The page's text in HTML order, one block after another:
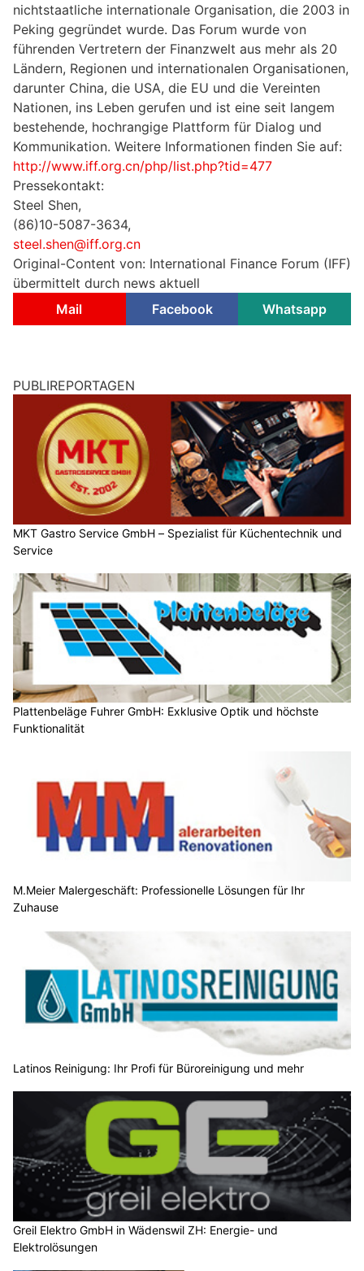
nichtstaatliche internationale Organisation, die 2003 in
Peking gegründet wurde. Das Forum wurde von
führenden Vertretern der Finanzwelt aus mehr als 20
Ländern, Regionen und internationalen Organisationen,
darunter China, die USA, die EU und die Vereinten
Nationen, ins Leben gerufen und ist eine seit langem
bestehende, hochrangige Plattform für Dialog und
Kommunikation. Weitere Informationen finden Sie auf:
http://www.iff.org.cn/php/list.php?tid=477
Pressekontakt:
Steel Shen,
(86)10-5087-3634,
steel.shen@iff.org.cn
Original-Content von: International Finance Forum (IFF)
übermittelt durch news aktuell
Mail
Facebook Whatsapp
PUBLIREPORTAGEN
MKT Gastro Service GmbH – Spezialist für Küchentechnik und
Service
Plattenbeläge Fuhrer GmbH: Exklusive Optik und höchste
Funktionalität
M.Meier Malergeschäft: Professionelle Lösungen für Ihr
Zuhause
Latinos Reinigung: Ihr Profi für Büroreinigung und mehr
Greil Elektro GmbH in Wädenswil ZH: Energie- und
Elektrolösungen